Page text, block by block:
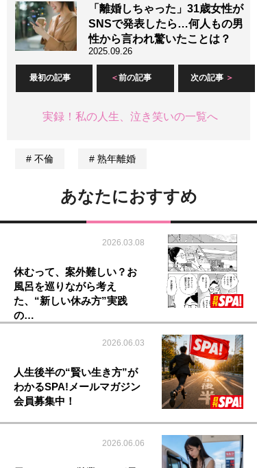
「離婚しちゃった」31歳女性が
SNSで発表したら…何人もの男
性から言われ驚いたことは？
2025.09.26
最初の記事 前の記事 次の記事
実録！私の人生、泣き笑いの一覧へ
不倫 熟年離婚
あなたにおすすめ
2026.03.08
休むって、案外難しい？お
風呂を巡りながら考え
た、“新しい休み方”実践
の…
2026.06.03
人生後半の“賢い生き方”が
わかるSPA!メールマガジン
会員募集中！
2026.06.06